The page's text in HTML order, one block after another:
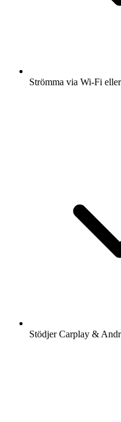
Strömma via Wi-Fi
Stödjer Carplay &